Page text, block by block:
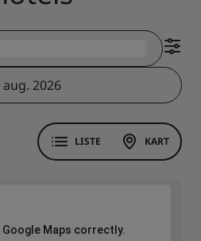
aug. 2026
LISTE KART
Maps correctly.